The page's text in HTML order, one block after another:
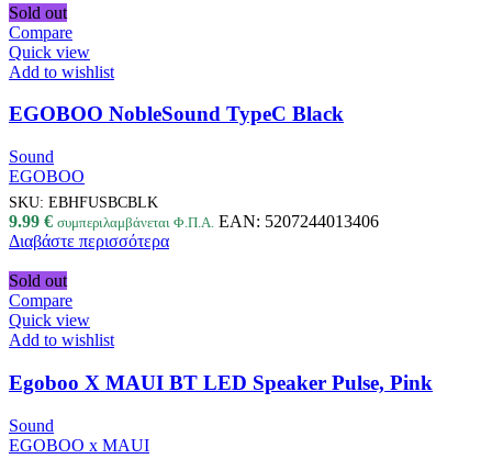
Sold out
Compare
Quick view
Add to wishlist
EGOBOO NobleSound TypeC Black
Sound
EGOBOO
SKU: EBHFUSBCBLK
9.99 € συμπεριλαμβάνεται Φ.Π.Α. EAN: 5207244013406
Διαβάστε περισσότερα
Sold out
Compare
Quick view
Add to wishlist
Egoboo X MAUI BT LED Speaker Pulse, Pink
Sound
EGOBOO x MAUI